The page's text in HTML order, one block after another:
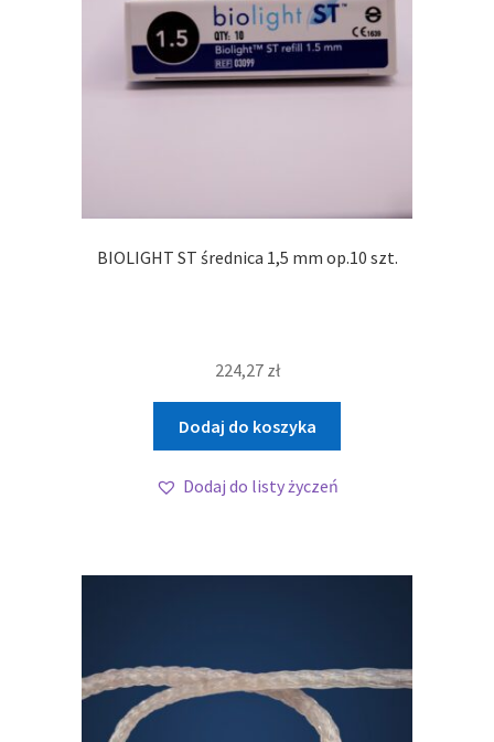
BIOLIGHT ST średnica 1,5 mm op.10 szt.
224,27 zł
Dodaj do koszyka
Dodaj do listy życzeń